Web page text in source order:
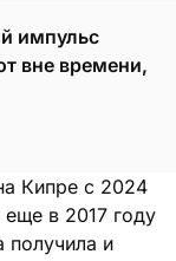
импульс
вне времени,
Кипре с 2024
в 2017 году
получила и